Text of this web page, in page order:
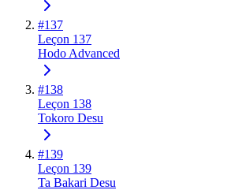
#137
Leçon 137
Hodo Advanced
#138
Leçon 138
Tokoro Desu
#139
Leçon 139
Ta Bakari Desu